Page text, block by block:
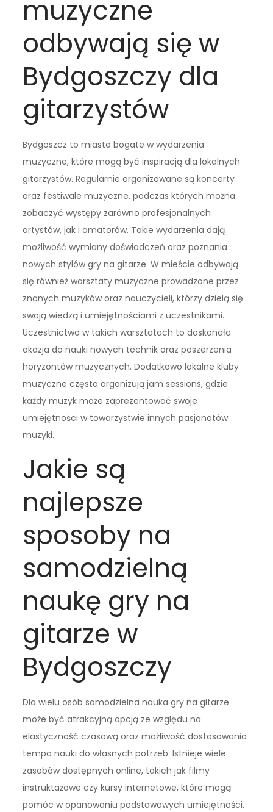
muzyczne
odbywają się w
Bydgoszczy dla
gitarzystów
Bydgoszcz to miasto bogate w wydarzenia
muzyczne, które mogą być inspiracją dla lokalnych
gitarzystów. Regularnie organizowane są koncerty
oraz festiwale muzyczne, podczas których można
zobaczyć występy zarówno profesjonalnych
artystów, jak i amatorów. Takie wydarzenia dają
możliwość wymiany doświadczeń oraz poznania
nowych stylów gry na gitarze. W mieście odbywają
się również warsztaty muzyczne prowadzone przez
znanych muzyków oraz nauczycieli, którzy dzielą się
swoją wiedzą i umiejętnościami z uczestnikami.
Uczestnictwo w takich warsztatach to doskonała
okazja do nauki nowych technik oraz poszerzenia
horyzontów muzycznych. Dodatkowo lokalne kluby
muzyczne często organizują jam sessions, gdzie
każdy muzyk może zaprezentować swoje
umiejętności w towarzystwie innych pasjonatów
muzyki.
Jakie są
najlepsze
sposoby na
samodzielną
naukę gry na
gitarze w
Bydgoszczy
Dla wielu osób samodzielna nauka gry na gitarze
może być atrakcyjną opcją ze względu na
elastyczność czasową oraz możliwość dostosowania
tempa nauki do własnych potrzeb. Istnieje wiele
zasobów dostępnych online, takich jak filmy
instruktażowe czy kursy internetowe, które mogą
pomóc w opanowaniu podstawowych umiejętności.